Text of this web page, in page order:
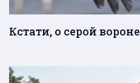
Кстати, о серой вороне